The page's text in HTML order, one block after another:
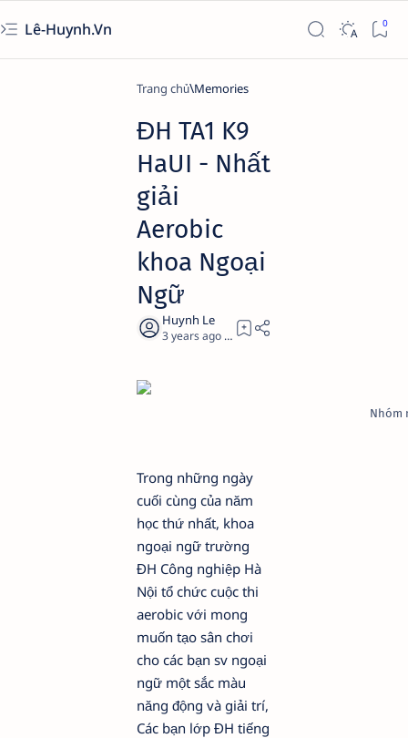
Lê-Huynh.Vn
Trang chủ Memories
ĐH TA1 K9
HaUI - Nhất
giải
Aerobic
khoa Ngoại
Ngữ
3 years ago 1
Nhóm
Trong những ngày
cuối cùng của năm
học thứ nhất, khoa
ngoại ngữ trường
ĐH Công nghiệp Hà
Nội tổ chức cuộc thi
aerobic với mong
muốn tạo sân chơi
cho các bạn sv ngoại
ngữ một sắc màu
năng động và giải trí,
Các bạn lớp ĐH tiếng